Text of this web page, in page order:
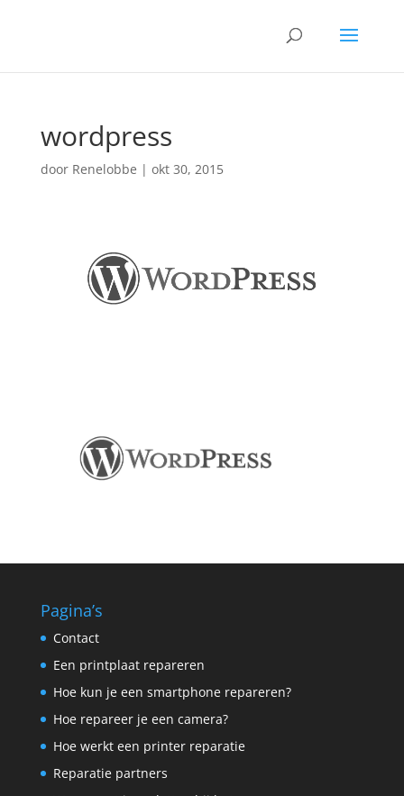
wordpress
door Renelobbe | okt 30, 2015
Pagina’s
Contact
Een printplaat repareren
Hoe kun je een smartphone repareren?
Hoe repareer je een camera?
Hoe werkt een printer reparatie
Reparatie partners